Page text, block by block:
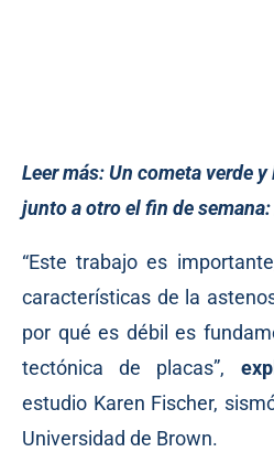
Leer más:Un cometa verde
junto a otro el fin de
“Este trabajo es
características de la
por qué es débil es
tectónica de placas”,
estudio Karen Fischer,
Universidad de Brown.